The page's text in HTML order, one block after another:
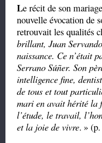
Le récit de son
nouvelle évocation de
retrouvait les qualités
brillant, Juan
naissance. Ce n’était
Serrano Súñer. Son
intelligence fine,
de tous et tout
mari en avait hérité la
l’étude, le travail,
et la joie de vivre. »